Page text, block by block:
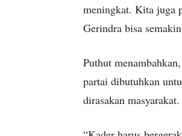
meningkat. Kita juga
Gerindra bisa
Puthut
partai dibutuhkan
dirasakan masyarakat.